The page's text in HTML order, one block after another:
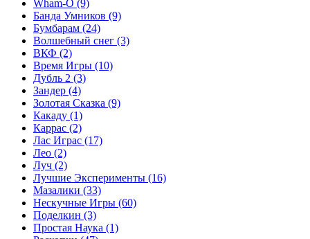
Wham-O (9)
Банда Умников (9)
Бумбарам (24)
Волшебный снег (3)
ВКФ (2)
Время Игры (10)
Дубль 2 (3)
Зандер (4)
Золотая Сказка (9)
Какаду (1)
Каррас (2)
Лас Играс (17)
Лео (2)
Луч (2)
Лучшие Эксперименты (16)
Мазалики (33)
Нескучные Игры (60)
Поделкин (3)
Простая Наука (1)